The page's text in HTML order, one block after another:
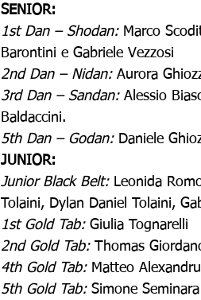
SENIOR:
1st Dan – Shodan: Marco
Barontini e Gabriele Vezzosi
2nd Dan – Nidan: Aurora
3rd Dan – Sandan: Alessio
Baldaccini.
5th Dan – Godan: Daniele
JUNIOR:
Junior Black Belt: Leonida
Tolaini, Dylan Daniel Tolaini,
1st Gold Tab: Giulia Tognarelli
2nd Gold Tab: Thomas
4th Gold Tab: Matteo
5th Gold Tab: Simone Seminara